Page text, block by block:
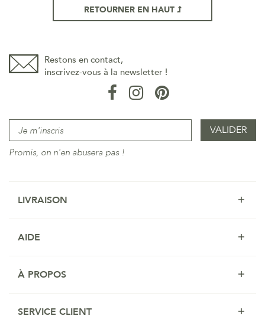
RETOURNER EN HAUT
Restons en contact,
inscrivez-vous à la newsletter !
Promis, on n'en abusera pas !
LIVRAISON
AIDE
À PROPOS
SERVICE CLIENT